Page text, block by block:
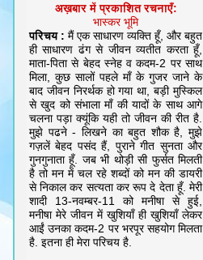
अख़बार में प्रकाशित रचनाएँ:
भास्कर भूमि
परिचय : मैं एक साधारण व्यक्ति हूँ, और बहुत
ही साधारण ढंग से जीवन व्यतीत करता हूँ,
माता-पिता से बेहद स्नेह व कदम-2 पर साथ
मिला, कुछ सालों पहले माँ के गुजर जाने के
बाद जीवन निरर्थक हो गया था, बड़ी मुस्किल
से खुद को संभाला माँ की यादों के साथ आगे
चलना पड़ा क्यूंकि यही तो जीवन की रीत है.
मुझे पढने - लिखने का बहुत शौक है, मुझे
गज़लें बेहद पसंद हैं, पुराने गीत सुनता और
गुनगुनाता हूँ. जब भी थोड़ी सी फुर्सत मिलती
है तो मन में चल रहे शब्दों को मन की डायरी
से निकाल कर सत्यता कर रूप दे देता हूँ. मेरी
शादी 13-नवम्बर-11 को मनीषा से हुई,
मनीषा मेरे जीवन में खुशियाँ ही खुशियाँ लेकर
आईं उनका कदम-2 पर भरपूर सहयोग मिलता
है. इतना ही मेरा परिचय है.